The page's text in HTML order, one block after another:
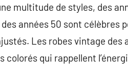
multitude de styles, des
années 50 sont
Les robes vintage
qui rappellent